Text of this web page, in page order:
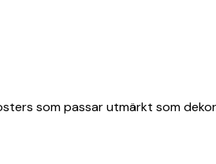
som passar utmärkt som